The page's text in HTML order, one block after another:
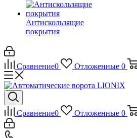
Антискользящие
покрытия
Сравнение0 Отложенные 0
Сравнение0 Отложенные 0